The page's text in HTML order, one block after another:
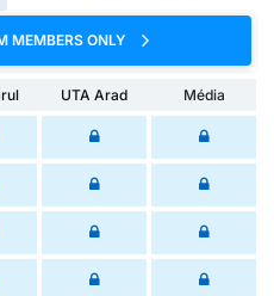
MEMBERS ONLY
UTA Arad
Média